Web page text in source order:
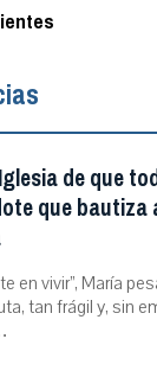
de que
que bautiza
en vivir”, María
tan frágil y, sin